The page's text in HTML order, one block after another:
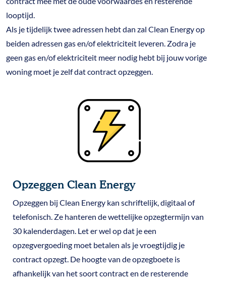
looptijd.
Als je tijdelijk twee adressen hebt dan zal Clean Energy op
beiden adressen gas en/of elektriciteit leveren. Zodra je
geen gas en/of elektriciteit meer nodig hebt bij jouw vorige
woning moet je zelf dat contract opzeggen.
Opzeggen Clean Energy
Opzeggen bij Clean Energy kan schriftelijk, digitaal of
telefonisch. Ze hanteren de wettelijke opzegtermijn van
30 kalenderdagen. Let er wel op dat je een
opzegvergoeding moet betalen als je vroegtijdig je
contract opzegt. De hoogte van de opzegboete is
afhankelijk van het soort contract en de resterende